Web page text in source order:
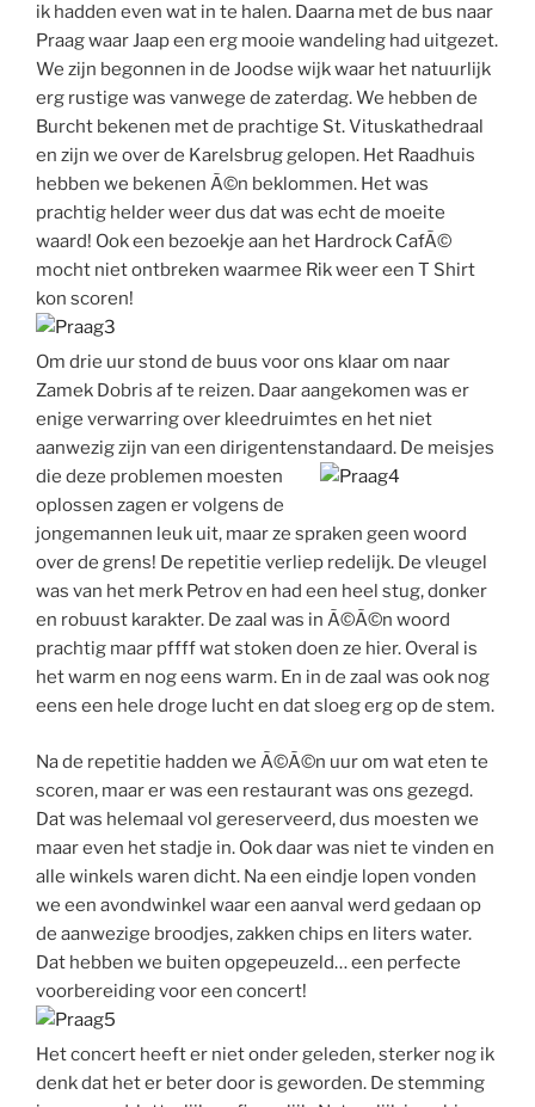
ik hadden even wat in te halen. Daarna met de bus naar
Praag waar Jaap een erg mooie wandeling had uitgezet.
We zijn begonnen in de Joodse wijk waar het natuurlijk
erg rustige was vanwege de zaterdag. We hebben de
Burcht bekenen met de prachtige St. Vituskathedraal
en zijn we over de Karelsbrug gelopen. Het Raadhuis
hebben we bekenen Ã©n beklommen. Het was
prachtig helder weer dus dat was echt de moeite
waard! Ook een bezoekje aan het Hardrock CafÃ©
mocht niet ontbreken waarmee Rik weer een T Shirt
kon scoren!
Om drie uur stond de buus voor ons klaar om naar
Zamek Dobris af te reizen. Daar aangekomen was er
enige verwarring over kleedruimtes en het niet
aanwezig zijn van een dirigentenstandaard. De meisjes
die deze problemen moesten
oplossen zagen er volgens de
jongemannen leuk uit, maar ze spraken geen woord
over de grens! De repetitie verliep redelijk. De vleugel
was van het merk Petrov en had een heel stug, donker
en robuust karakter. De zaal was in Ã©Ã©n woord
prachtig maar pffff wat stoken doen ze hier. Overal is
het warm en nog eens warm. En in de zaal was ook nog
eens een hele droge lucht en dat sloeg erg op de stem.
Na de repetitie hadden we Ã©Ã©n uur om wat eten te
scoren, maar er was een restaurant was ons gezegd.
Dat was helemaal vol gereserveerd, dus moesten we
maar even het stadje in. Ook daar was niet te vinden en
alle winkels waren dicht. Na een eindje lopen vonden
we een avondwinkel waar een aanval werd gedaan op
de aanwezige broodjes, zakken chips en liters water.
Dat hebben we buiten opgepeuzeld… een perfecte
voorbereiding voor een concert!
Het concert heeft er niet onder geleden, sterker nog ik
denk dat het er beter door is geworden. De stemming